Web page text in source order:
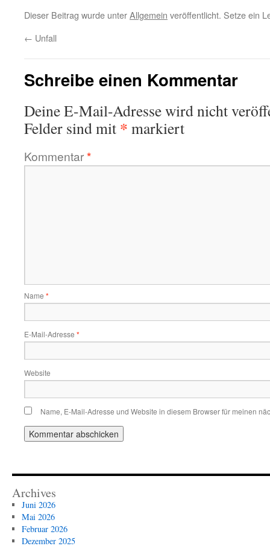
Dieser Beitrag wurde unterAllgemein veröffentlicht. Setze ein
← Unfall
Schreibe einen Kommentar
Deine E-Mail-Adresse wird nicht
Felder sind mit * markiert
Kommentar*
Name *
E-Mail-Adresse *
Website
Name, E-Mail-Adresse und Website in diesem Browser für meinen
Archives
Juni 2026
Mai 2026
Februar 2026
Dezember 2025